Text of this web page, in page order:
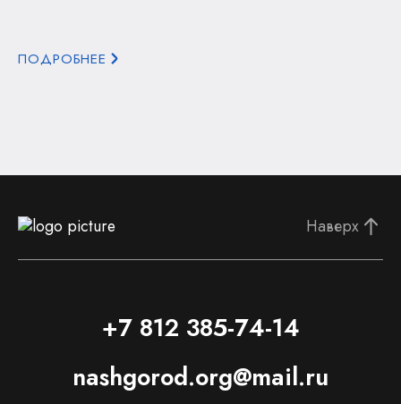
ПОДРОБНЕЕ
Наверх
+7 812 385-74-14
nashgorod.org@mail.ru